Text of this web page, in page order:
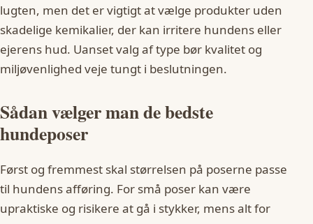
lugten, men det er vigtigt at vælge produkter uden
skadelige kemikalier, der kan irritere hundens eller
ejerens hud. Uanset valg af type bør kvalitet og
miljøvenlighed veje tungt i beslutningen.
Sådan vælger man de bedste
hundeposer
Først og fremmest skal størrelsen på poserne passe
til hundens afføring. For små poser kan være
upraktiske og risikere at gå i stykker, mens alt for